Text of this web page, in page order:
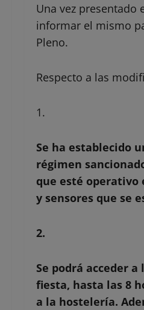
Una vez presentado
informar el mismo
Pleno.
Respecto a las
1.
Se ha establecido
régimen
que esté operativo
y sensores que se
2.
Se podrá acceder a
fiesta, hasta las 8
a la hostelería.